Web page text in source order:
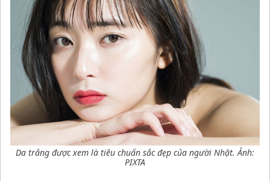
Da trắng được xem là tiêu chuẩn sắc đẹp của người Nhật. Ảnh:
PIXTA